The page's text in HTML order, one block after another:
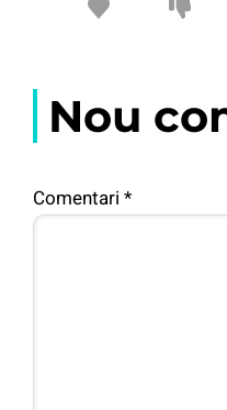
Nou
Comentari *